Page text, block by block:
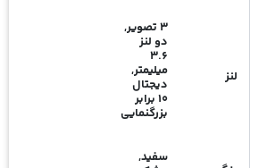
لنز
3 تصویر,
دو لنز
3.6
میلیمتر,
دیجتال
10 برابر
بزرگنمایی
سفید,